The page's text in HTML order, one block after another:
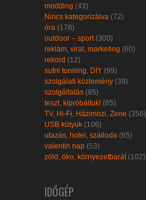
modding (43)
Nincs kategorizálva (72)
óra (178)
outdoor – sport (300)
reklám, viral, marketing (60)
rekord (12)
sufni tunning, DIY (99)
szolgálati közlemény (39)
szolgáltatás (85)
teszt, kipróbáltuk! (65)
TV, Hi-Fi, Házimozi, Zene (356)
USB kütyük (106)
utazás, hotel, szálloda (65)
valentin nap (53)
zöld, öko, környezetbarát (102)
IDŐGÉP